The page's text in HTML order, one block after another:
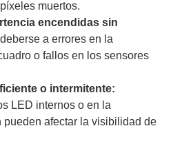
muertos.
encendidas sin
a errores en la
o fallos en los sensores
o intermitente:
LED internos o en la
pueden afectar la visibilidad de